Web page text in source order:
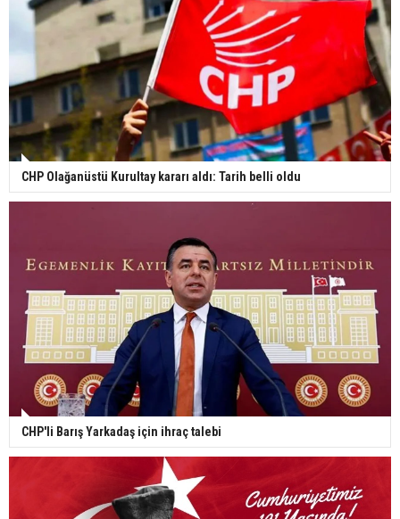
CHP Olağanüstü Kurultay kararı aldı: Tarih belli oldu
CHP'li Barış Yarkadaş için ihraç talebi